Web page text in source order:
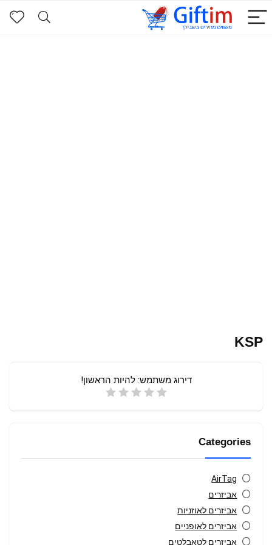
KSP
דירוג משתמש:להיות הראשון!
Categories
AirTag
אביזרים
אביזרים לאוזניות
אביזרים לאופניים
אביזרים לטאבלטים